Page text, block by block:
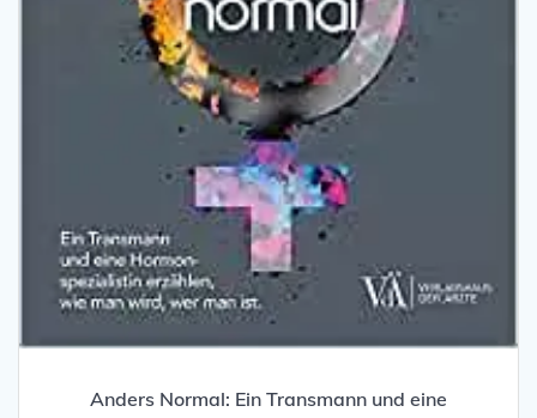
Anders Normal: Ein Transmann und eine